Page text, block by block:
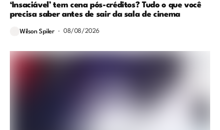
‘Insaciável’ tem cena pós-créditos? Tudo o que você
precisa saber antes de sair da sala de cinema
Wilson Spiler 08/08/2026